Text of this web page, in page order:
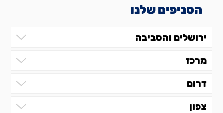
הסניפים שלנו
ירושלים והסביבה
מרכז
דרום
צפון